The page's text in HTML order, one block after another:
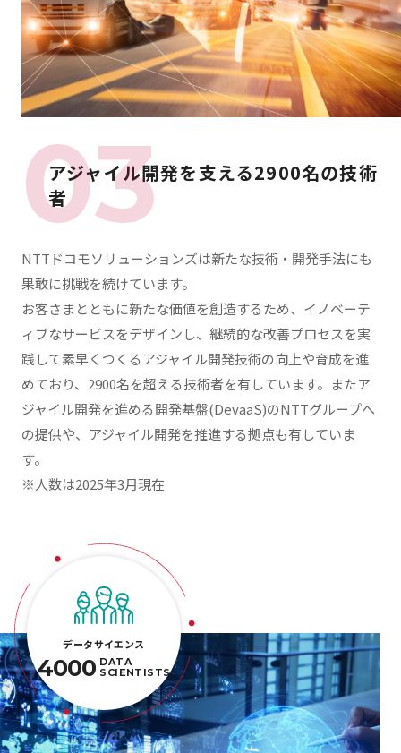
アジャイル開発を支える2900名の技術
者
NTTドコモソリューションズは新たな技術・開発手法にも
果敢に挑戦を続けています。
お客さまとともに新たな価値を創造するため、イノベーテ
ィブなサービスをデザインし、継続的な改善プロセスを実
践して素早くつくるアジャイル開発技術の向上や育成を進
めており、2900名を超える技術者を有しています。またア
ジャイル開発を進める開発基盤(DevaaS)のNTTグループへ
の提供や、アジャイル開発を推進する拠点も有していま
す。
※人数は2025年3月現在
データサイエンス
4000 DATA
SCIENTISTS